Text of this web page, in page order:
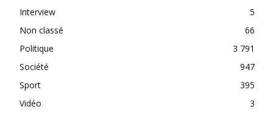
Interview
5
Non classé
66
Politique
3 791
Société
947
Sport
395
Vidéo
3